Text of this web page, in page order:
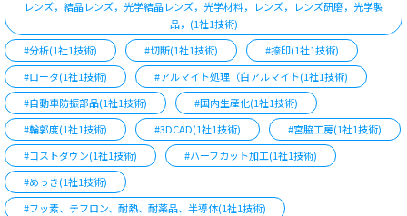
レンズ，結晶レンズ，光学結晶レンズ，光学材料，レンズ，レンズ研磨，光学製
品，(1社1技術)
#分析(1社1技術)
#切断(1社1技術)
#捺印(1社1技術)
#ロータ(1社1技術)
#アルマイト処理（白アルマイト(1社1技術)
#自動車防振部品(1社1技術)
#国内生産化(1社1技術)
#輪郭度(1社1技術)
#3DCAD(1社1技術)
#宮脇工房(1社1技術)
#コストダウン(1社1技術)
#ハーフカット加工(1社1技術)
#めっき(1社1技術)
#フッ素、テフロン、耐熱、耐薬品、半導体(1社1技術)